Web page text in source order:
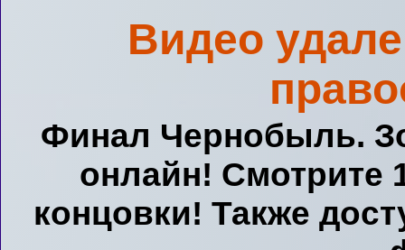
Видео
Финал Чернобыль.
онлайн! Смотрите
концовки! Также